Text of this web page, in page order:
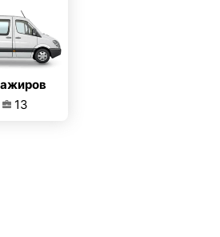
13